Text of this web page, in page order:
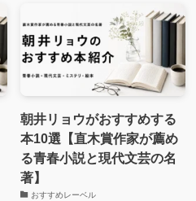
朝井リョウがおすすめする
本10選【直木賞作家が薦め
る青春小説と現代文芸の名
著】
おすすめレーベル